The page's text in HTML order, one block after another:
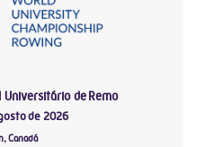
de Remo
de 2026
Canadá